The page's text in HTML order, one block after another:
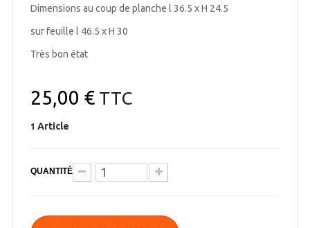
Dimensions au coup de planche l 36.5 x H 24.5
sur feuille l 46.5 x H 30
Très bon état
25,00 €TTC
1 Article
QUANTITÉ